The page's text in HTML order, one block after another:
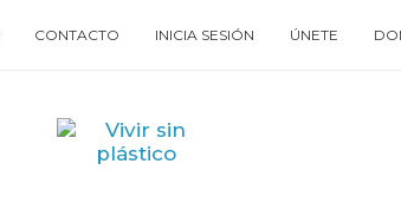
CONTACTO INICIA SESIÓN ÚNETE